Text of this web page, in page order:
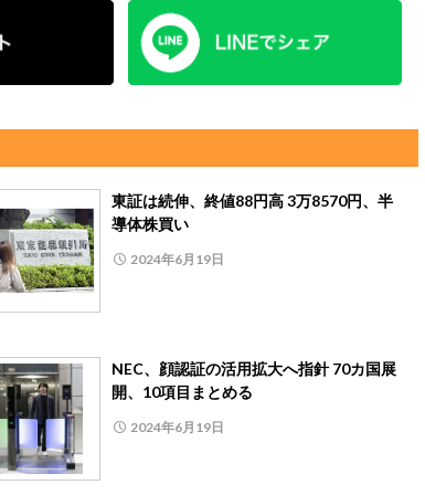
東証は続伸、終値88円高 3万8570円、半
導体株買い
2024年6月19日
NEC、顔認証の活用拡大へ指針 70カ国展
開、10項目まとめる
2024年6月19日